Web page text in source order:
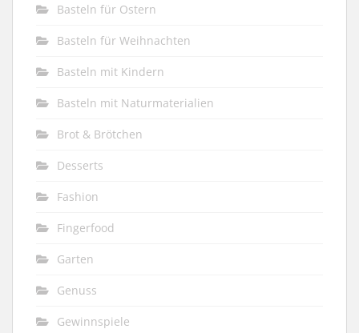
Basteln für Ostern
Basteln für Weihnachten
Basteln mit Kindern
Basteln mit Naturmaterialien
Brot & Brötchen
Desserts
Fashion
Fingerfood
Garten
Genuss
Gewinnspiele